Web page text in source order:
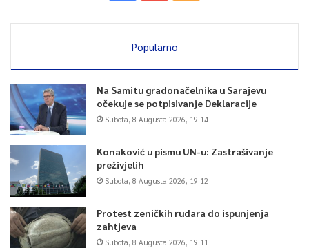
Popularno
Na Samitu gradonačelnika u Sarajevu
očekuje se potpisivanje Deklaracije
Subota, 8 Augusta 2026, 19:14
Konaković u pismu UN-u: Zastrašivanje
preživjelih
Subota, 8 Augusta 2026, 19:12
Protest zeničkih rudara do ispunjenja
zahtjeva
Subota, 8 Augusta 2026, 19:11